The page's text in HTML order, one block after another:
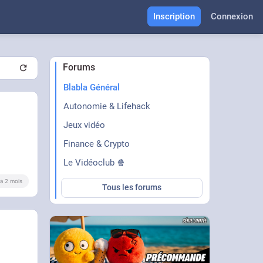
Inscription Connexion
2 mois
Forums
Blabla Général
Autonomie & Lifehack
Jeux vidéo
Finance & Crypto
Le Vidéoclub 🍿
Tous les forums